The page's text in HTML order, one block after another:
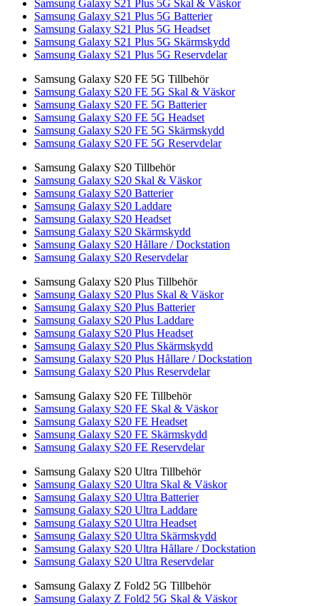
Samsung Galaxy S21 Plus 5G Skal & Väskor
Samsung Galaxy S21 Plus 5G Batterier
Samsung Galaxy S21 Plus 5G Headset
Samsung Galaxy S21 Plus 5G Skärmskydd
Samsung Galaxy S21 Plus 5G Reservdelar
Samsung Galaxy S20 FE 5G Tillbehör
Samsung Galaxy S20 FE 5G Skal & Väskor
Samsung Galaxy S20 FE 5G Batterier
Samsung Galaxy S20 FE 5G Headset
Samsung Galaxy S20 FE 5G Skärmskydd
Samsung Galaxy S20 FE 5G Reservdelar
Samsung Galaxy S20 Tillbehör
Samsung Galaxy S20 Skal & Väskor
Samsung Galaxy S20 Batterier
Samsung Galaxy S20 Laddare
Samsung Galaxy S20 Headset
Samsung Galaxy S20 Skärmskydd
Samsung Galaxy S20 Hållare / Dockstation
Samsung Galaxy S20 Reservdelar
Samsung Galaxy S20 Plus Tillbehör
Samsung Galaxy S20 Plus Skal & Väskor
Samsung Galaxy S20 Plus Batterier
Samsung Galaxy S20 Plus Laddare
Samsung Galaxy S20 Plus Headset
Samsung Galaxy S20 Plus Skärmskydd
Samsung Galaxy S20 Plus Hållare / Dockstation
Samsung Galaxy S20 Plus Reservdelar
Samsung Galaxy S20 FE Tillbehör
Samsung Galaxy S20 FE Skal & Väskor
Samsung Galaxy S20 FE Headset
Samsung Galaxy S20 FE Skärmskydd
Samsung Galaxy S20 FE Reservdelar
Samsung Galaxy S20 Ultra Tillbehör
Samsung Galaxy S20 Ultra Skal & Väskor
Samsung Galaxy S20 Ultra Batterier
Samsung Galaxy S20 Ultra Laddare
Samsung Galaxy S20 Ultra Headset
Samsung Galaxy S20 Ultra Skärmskydd
Samsung Galaxy S20 Ultra Hållare / Dockstation
Samsung Galaxy S20 Ultra Reservdelar
Samsung Galaxy Z Fold2 5G Tillbehör
Samsung Galaxy Z Fold2 5G Skal & Väskor